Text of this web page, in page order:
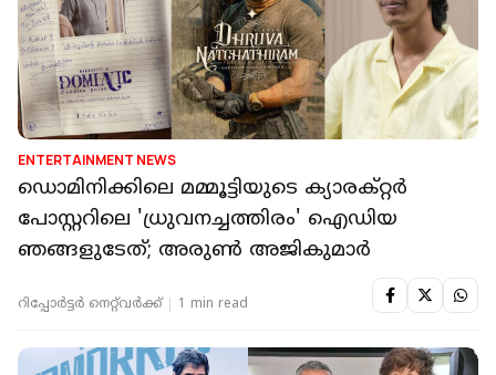
ENTERTAINMENT NEWS
ഡൊമിനിക്കിലെ മമ്മൂട്ടിയുടെ ക്യാരക്റ്റർ
പോസ്റ്ററിലെ 'ധ്രുവനച്ചത്തിരം' ഐഡിയ
ഞങ്ങളുടേത്; അരുൺ അജികുമാർ
റിപ്പോർട്ടർ നെറ്റ്‌വര്‍ക്ക്‌ 1 min read